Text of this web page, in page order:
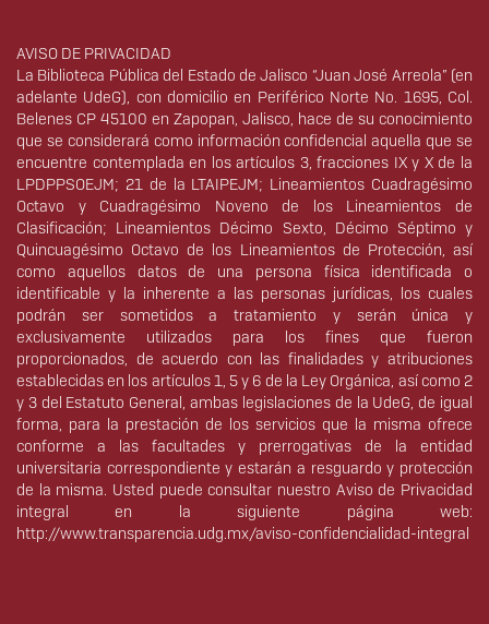
Derechos
AVISO DE PRIVACIDAD
La Biblioteca Pública del Estado de Jalisco “Juan José Arreola” (en
adelante UdeG), con domicilio en Periférico Norte No. 1695, Col.
Belenes CP 45100 en Zapopan, Jalisco, hace de su conocimiento
que se considerará como información confidencial aquella que se
encuentre contemplada en los artículos 3, fracciones IX y X de la
LPDPPSOEJM; 21 de la LTAIPEJM; Lineamientos Cuadragésimo
Octavo y Cuadragésimo Noveno de los Lineamientos de
Clasificación; Lineamientos Décimo Sexto, Décimo Séptimo y
Quincuagésimo Octavo de los Lineamientos de Protección, así
como aquellos datos de una persona física identificada o
identificable y la inherente a las personas jurídicas, los cuales
podrán ser sometidos a tratamiento y serán única y
exclusivamente utilizados para los fines que fueron
proporcionados, de acuerdo con las finalidades y atribuciones
establecidas en los artículos 1, 5 y 6 de la Ley Orgánica, así como 2
y 3 del Estatuto General, ambas legislaciones de la UdeG, de igual
forma, para la prestación de los servicios que la misma ofrece
conforme a las facultades y prerrogativas de la entidad
universitaria correspondiente y estarán a resguardo y protección
de la misma. Usted puede consultar nuestro Aviso de Privacidad
integral en la siguiente página web:
http://www.transparencia.udg.mx/aviso-confidencialidad-integral